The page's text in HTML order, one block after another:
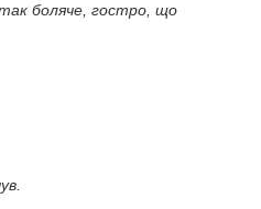
боляче, гостро, що